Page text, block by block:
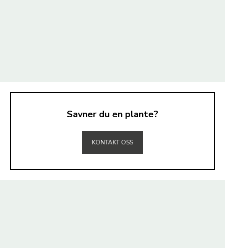
Savner du en plante?
KONTAKT OSS